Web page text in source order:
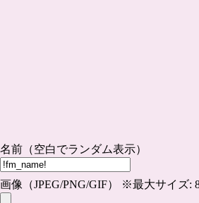
名前（空白でランダム表示）
画像（JPEG/PNG/GIF） ※最大サイズ: